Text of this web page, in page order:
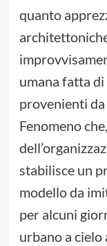
quanto
umana fatta
provenienti
Fenomeno
stabilisce un
modello da
per alcuni
urbano a